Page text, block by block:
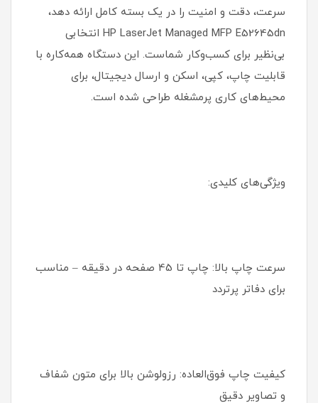
سرعت، دقت و امنیت را در یک بسته کامل ارائه دهد،
HP LaserJet Managed MFP E52645dn انتخابی
بی‌نظیر برای کسب‌وکار شماست. این دستگاه همه‌کاره با
قابلیت چاپ، کپی، اسکن و ارسال دیجیتال، برای
محیط‌های کاری پرمشغله طراحی شده است.
ویژگی‌های کلیدی:
سرعت چاپ بالا: چاپ تا 45 صفحه در دقیقه – مناسب
برای دفاتر پرتردد
کیفیت چاپ فوق‌العاده: رزولوشن بالا برای متون شفاف
و تصاویر دقیق